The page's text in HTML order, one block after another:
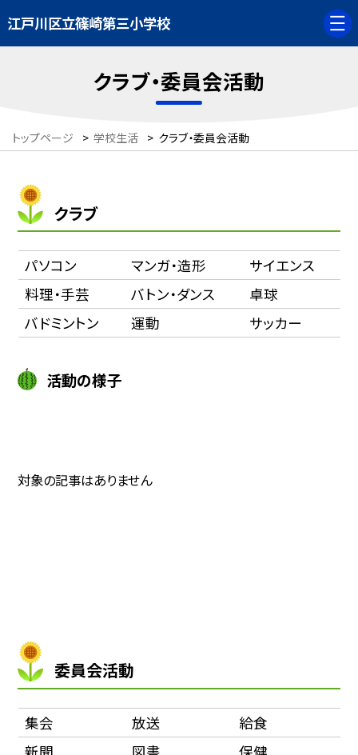
江戸川区立篠崎第三小学校
クラブ・委員会活動
トップページ > 学校生活 > クラブ・委員会活動
クラブ
パソコン マンガ・造形
サイエンス
料理・手芸
バトン・ダンス
卓球
バドミントン
運動 サッカー
活動の様子
対象の記事はありません
委員会活動
集会 放送
給食